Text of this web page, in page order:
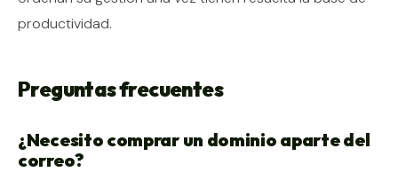
productividad.
Preguntas frecuentes
¿Necesito comprar un dominio aparte del
correo?